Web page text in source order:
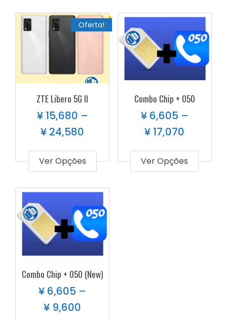
Oferta!
ZTE Libero 5G II
¥15,680 –
¥ 24,580
Ver Opções
Combo Chip + 050
¥6,605 –
¥ 17,070
Ver Opções
Combo Chip + 050 (New)
¥ 6,605 –
¥ 9,600